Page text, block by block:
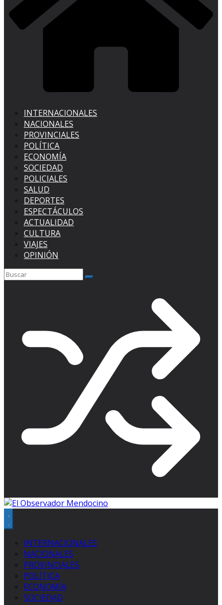
INTERNACIONALES
NACIONALES
PROVINCIALES
POLÍTICA
ECONOMÍA
SOCIEDAD
POLICIALES
SALUD
DEPORTES
ESPECTÁCULOS
ACTUALIDAD
CULTURA
VIAJES
OPINIÓN
INTERNACIONALES
NACIONALES
PROVINCIALES
POLÍTICA
ECONOMÍA
SOCIEDAD